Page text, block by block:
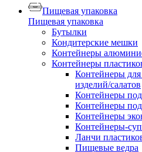
Пищевая упаковка
Пищевая упаковка
Бутылки
Кондитерские мешки
Контейнеры
Контейнеры
Контейнеры для
изделий/салатов
Контейнеры
Контейнеры
Контейнеры
Контейнеры-
Ланчи
Пищевые ведра